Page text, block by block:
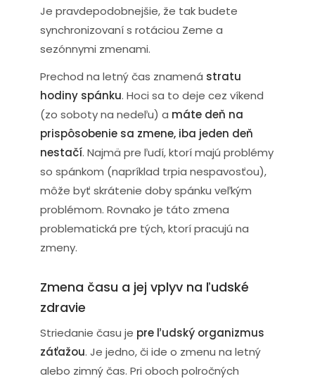
Je pravdepodobnejšie, že tak budete
synchronizovaní s rotáciou Zeme a
sezónnymi zmenami.
Prechod na letný čas znamená stratu
hodiny spánku. Hoci sa to deje cez víkend
(zo soboty na nedeľu) a máte deň na
prispôsobenie sa zmene, iba jeden deň
nestačí. Najmä pre ľudí, ktorí majú problémy
so spánkom (napríklad trpia nespavosťou),
môže byť skrátenie doby spánku veľkým
problémom. Rovnako je táto zmena
problematická pre tých, ktorí pracujú na
zmeny.
Zmena času a jej vplyv na ľudské
zdravie
Striedanie času je pre ľudský organizmus
záťažou. Je jedno, či ide o zmenu na letný
alebo zimný čas. Pri oboch polročných